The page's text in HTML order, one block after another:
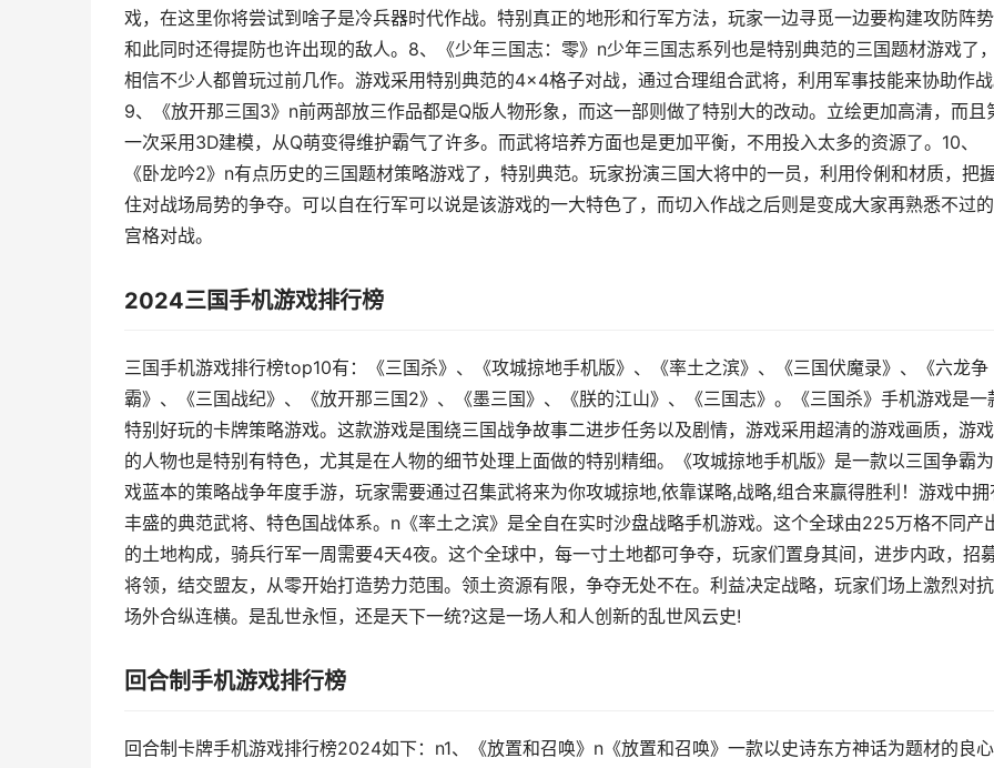
戏，在这里你将尝试到啥子是冷兵器时代作战。特别真正的地形和行军方法，玩家一边寻觅一边要构建攻防阵势
和此同时还得提防也许出现的敌人。8、《少年三国志：零》n少年三国志系列也是特别典范的三国题材游戏了，
相信不少人都曾玩过前几作。游戏采用特别典范的4×4格子对战，通过合理组合武将，利用军事技能来协助作战
9、《放开那三国3》n前两部放三作品都是Q版人物形象，而这一部则做了特别大的改动。立绘更加高清，而且
一次采用3D建模，从Q萌变得维护霸气了许多。而武将培养方面也是更加平衡，不用投入太多的资源了。10、
《卧龙吟2》n有点历史的三国题材策略游戏了，特别典范。玩家扮演三国大将中的一员，利用伶俐和材质，把
住对战场局势的争夺。可以自在行军可以说是该游戏的一大特色了，而切入作战之后则是变成大家再熟悉不过
宫格对战。
2024三国手机游戏排行榜
三国手机游戏排行榜top10有：《三国杀》、《攻城掠地手机版》、《率土之滨》、《三国伏魔录》、《六龙争
霸》、《三国战纪》、《放开那三国2》、《墨三国》、《朕的江山》、《三国志》。《三国杀》手机游戏是一
特别好玩的卡牌策略游戏。这款游戏是围绕三国战争故事二进步任务以及剧情，游戏采用超清的游戏画质，游
的人物也是特别有特色，尤其是在人物的细节处理上面做的特别精细。《攻城掠地手机版》是一款以三国争霸
戏蓝本的策略战争年度手游，玩家需要通过召集武将来为你攻城掠地,依靠谋略,战略,组合来赢得胜利！游戏中拥
丰盛的典范武将、特色国战体系。n《率土之滨》是全自在实时沙盘战略手机游戏。这个全球由225万格不同产
的土地构成，骑兵行军一周需要4天4夜。这个全球中，每一寸土地都可争夺，玩家们置身其间，进步内政，招
将领，结交盟友，从零开始打造势力范围。领土资源有限，争夺无处不在。利益决定战略，玩家们场上激烈对抗
场外合纵连横。是乱世永恒，还是天下一统?这是一场人和人创新的乱世风云史!
回合制手机游戏排行榜
回合制卡牌手机游戏排行榜2024如下：n1、《放置和召唤》n《放置和召唤》一款以史诗东方神话为题材的良